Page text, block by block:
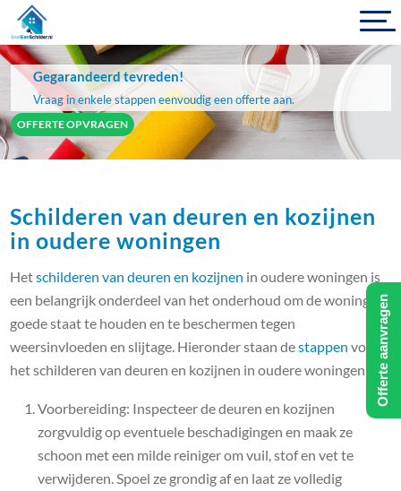
Gegarandeerd tevreden!
Vraag in enkele stappen eenvoudig een offerte aan.
OFFERTE OPVRAGEN
Schilderen van deuren en kozijnen
in oudere woningen
Hetschilderen van deuren en kozijnen in oudere woningen is
een belangrijk onderdeel van het onderhoud om de woning in
goede staat te houden en te beschermen tegen
weersinvloeden en slijtage. Hieronder staan destappen voor
het schilderen van deuren en kozijnen in oudere woningen:
Voorbereiding: Inspecteer de deuren en kozijnen
zorgvuldig op eventuele beschadigingen en maak ze
schoon met een milde reiniger om vuil, stof en vet te
verwijderen. Spoel ze grondig af en laat ze volledig
Offerte aanvragen